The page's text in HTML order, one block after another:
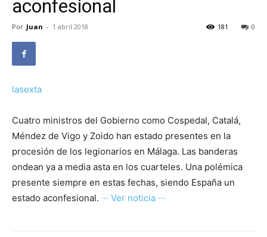
aconfesional
Por Juan - 1 abril 2018 0
181
lasexta
Cuatro ministros del Gobierno como Cospedal, Catalá,
Méndez de Vigo y Zoido han estado presentes en la
procesión de los legionarios en Málaga. Las banderas
ondean ya a media asta en los cuarteles. Una polémica
presente siempre en estas fechas, siendo España un
estado aconfesional. ··· Ver noticia ···